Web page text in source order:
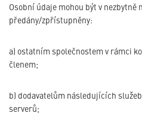
Osobní údaje mohou být v nezbytně
předány/zpřístupněny:
a) ostatním společnostem v rámci
členem;
b) dodavatelům následujících
serverů;